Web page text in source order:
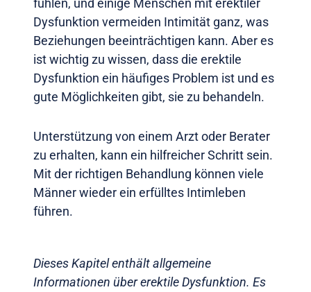
fühlen, und einige Menschen mit erektiler
Dysfunktion vermeiden Intimität ganz, was
Beziehungen beeinträchtigen kann. Aber es
ist wichtig zu wissen, dass die erektile
Dysfunktion ein häufiges Problem ist und es
gute Möglichkeiten gibt, sie zu behandeln.
Unterstützung von einem Arzt oder Berater
zu erhalten, kann ein hilfreicher Schritt sein.
Mit der richtigen Behandlung können viele
Männer wieder ein erfülltes Intimleben
führen.
Dieses Kapitel enthält allgemeine
Informationen über erektile Dysfunktion. Es